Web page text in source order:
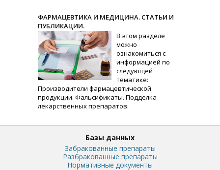
ФАРМАЦЕВТИКА И МЕДИЦИНА. СТАТЬИ И
ПУБЛИКАЦИИ.
В этом разделе
можно
ознакомиться с
информацией по
следующей
тематике:
Производители фармацевтической
продукции. Фальсификаты. Подделка
лекарственных препаратов.
Базы данных
Забракованные препараты
Разбракованные препараты
Нормативные документы